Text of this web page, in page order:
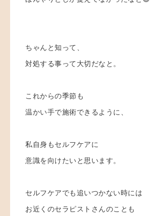
ちゃんと知って、
対処する事って大切だなと。
これからの季節も
温かい手で施術できるように、
私自身もセルフケアに
意識を向けたいと思います。
セルフケアでも追いつかない時には
お近くのセラピストさんのことも